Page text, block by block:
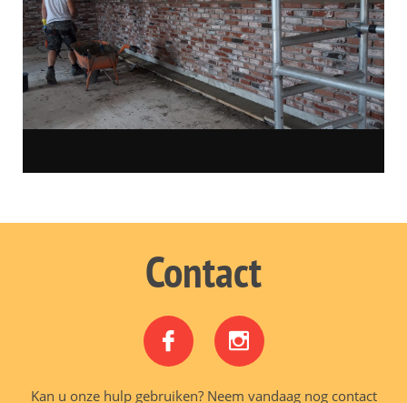
Contact
 
Kan u onze hulp gebruiken? Neem vandaag nog contact